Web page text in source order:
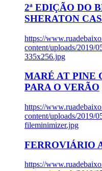
2ª EDIÇÃO DO
SHERATON
https://
content/uploads/2019/
335x256.jpg
MARÉ AT PINE
PARA O VERÃO
https://
content/uploads/2019/
fileminimizer.jpg
FERROVIÁRIO
https://